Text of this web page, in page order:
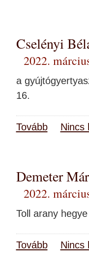
Cselényi
2022.
a
16.
Tovább Nincs
Demeter
2022.
Toll arany
Tovább Nincs